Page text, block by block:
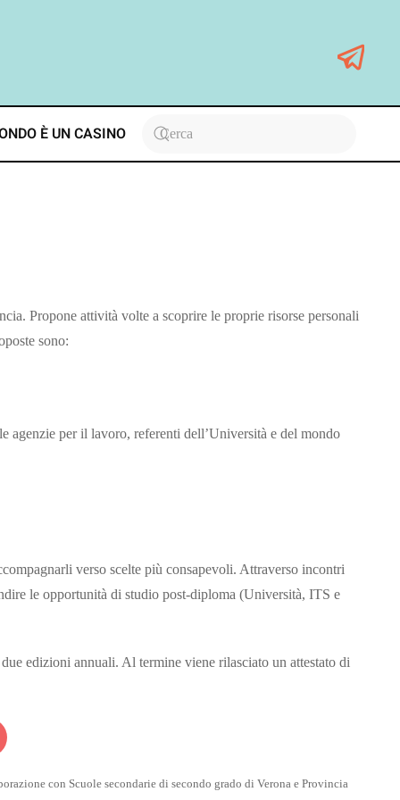
È UN CASINO
Propone attività volte a scoprire le proprie risorse personali
sono:
agenzie per il lavoro, referenti dell’Università e del mondo
verso scelte più consapevoli. Attraverso incontri
le opportunità di studio post-diploma (Università, ITS e
edizioni annuali. Al termine viene rilasciato un attestato di
con Scuole secondarie di secondo grado di Verona e Provincia